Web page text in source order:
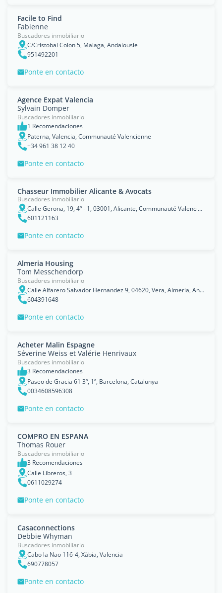
Facile to Find
Fabienne
Buscadores inmobiliario
C/Cristobal Colon 5, Malaga, Andalousie
951492201
Ponte en contacto
Agence Expat Valencia
Sylvain Domper
Buscadores inmobiliario
1 Recomendaciones
Paterna, Valencia, Communauté Valencienne
+34 961 38 12 40
Ponte en contacto
Chasseur Immobilier Alicante & Avocats
Buscadores inmobiliario
Calle Gerona, 19, 4º - 1, 03001, Alicante, Communauté Valencienne
601121163
Ponte en contacto
Almeria Housing
Tom Messchendorp
Buscadores inmobiliario
Calle Alfarero Salvador Hernandez 9, 04620, Vera, Almeria, Andalusia
604391648
Ponte en contacto
Acheter Malin Espagne
Séverine Weiss et Valérie Henrivaux
Buscadores inmobiliario
3 Recomendaciones
Paseo de Gracia 61 3º, 1ª, Barcelona, Catalunya
0034608596308
Ponte en contacto
COMPRO EN ESPANA
Thomas Rouer
Buscadores inmobiliario
3 Recomendaciones
Calle Libreros, 3
0611029274
Ponte en contacto
Casaconnections
Debbie Whyman
Buscadores inmobiliario
Cabo la Nao 116-4, Xàbia, Valencia
690778057
Ponte en contacto